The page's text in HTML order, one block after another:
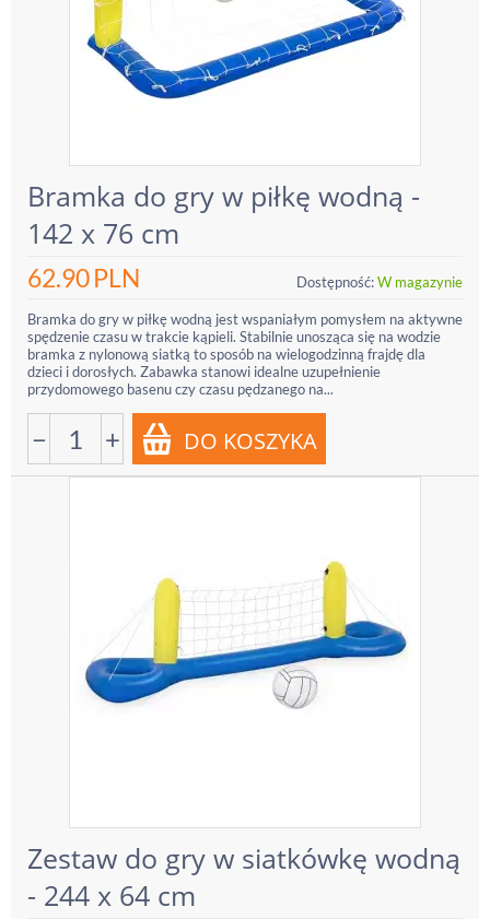
Bramka do gry w piłkę wodną -
142 x 76 cm
62.90PLN Dostępność:W magazynie
Bramka do gry w piłkę wodną jest wspaniałym pomysłem na aktywne
spędzenie czasu w trakcie kąpieli. Stabilnie unosząca się na wodzie
bramka z nylonową siatką to sposób na wielogodzinną frajdę dla
dzieci i dorosłych. Zabawka stanowi idealne uzupełnienie
przydomowego basenu czy czasu pędzanego na...
− +
Zestaw do gry w siatkówkę wodną
- 244 x 64 cm